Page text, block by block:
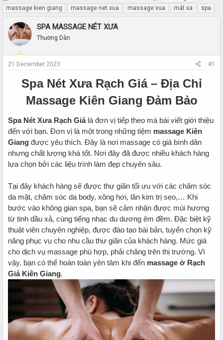
h
r
e
a
d
a
t
a
r
massage kien giang
massage net xua massage vua mát xa spa
SPA MASSAGE NÉT XƯA
Thường Dân
21 December 2023 #1
Spa Nét Xưa Rạch Giá – Địa Chỉ
Massage Kiên Giang Đảm Bảo
Spa Nét Xưa Rạch Giá là đơn vị tiếp theo mà bài viết giới thiệu
đến với bạn. Đơn vị là một trong những tiệm massage Kiên
Giang được yêu thích. Đây là nơi massage có giá bình dân
nhưng chất lượng khá tốt. Nơi đây đã được nhiều khách hàng
lựa chọn bởi các liệu trình làm đẹp chuyên sâu.
Tại đây khách hàng sẽ được thư giãn tối ưu với các chăm sóc
da mặt, chăm sóc da body, xông hơi, lăn kim trị sẹo,… Khi
bước vào không gian spa, bạn sẽ cảm nhận được mùi hương
từ tinh dầu xả, cùng tiếng nhạc du dương êm đềm. Đặc biệt kỹ
thuật viên chuyên nghiệp, được đào tạo bài bản, tuyển chọn kỹ
năng phục vụ cho nhu cầu thư giãn của khách hàng. Mức giá
cho dịch vụ massage phù hợp, phải chăng trên thị trường. Vì
vậy, bạn có thể hoàn toàn yên tâm khi đến massage ở Rạch
Giá Kiên Giang.